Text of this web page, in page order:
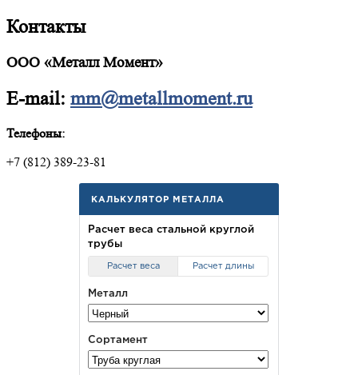
Контакты
ООО «Металл Момент»
E-mail: mm@metallmoment.ru
Телефоны:
+7 (812) 389-23-81